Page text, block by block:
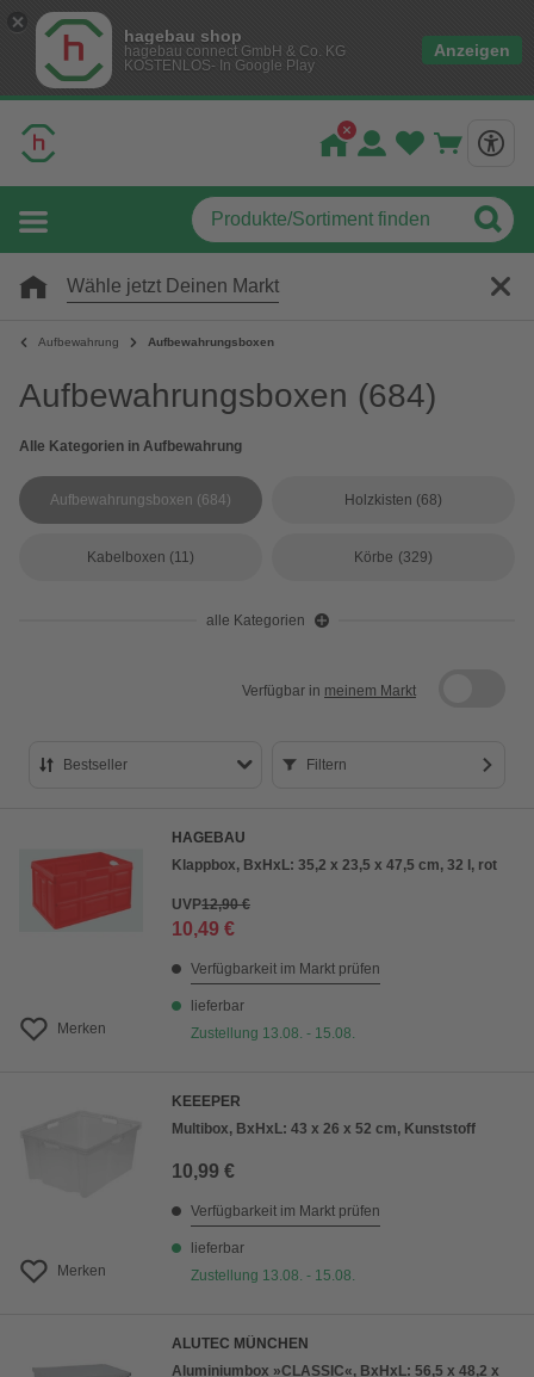
hagebau shop
hagebau connect GmbH & Co. KG
KOSTENLOS- In Google Play
Anzeigen
Wähle jetzt Deinen Markt
Aufbewahrung Aufbewahrungsboxen
Aufbewahrungsboxen (684)
Alle Kategorien in Aufbewahrung
Aufbewahrungsboxen (684) Holzkisten (68)
Kabelboxen (11) Körbe (329)
alle Kategorien
Verfügbar in meinem Markt
Bestseller
Preis aufsteigend
Preis absteigend
Filtern
Merken
HAGEBAU
Klappbox, BxHxL: 35,2 x 23,5 x 47,5 cm, 32 l, rot
UVP12,90 €
10,49 €
Verfügbarkeit im Markt prüfen
lieferbar
Zustellung 13.08. - 15.08.
Merken
KEEEPER
Multibox, BxHxL: 43 x 26 x 52 cm, Kunststoff
10,99 €
Verfügbarkeit im Markt prüfen
lieferbar
Zustellung 13.08. - 15.08.
ALUTEC MÜNCHEN
Aluminiumbox »CLASSIC«, BxHxL: 56,5 x 48,2 x